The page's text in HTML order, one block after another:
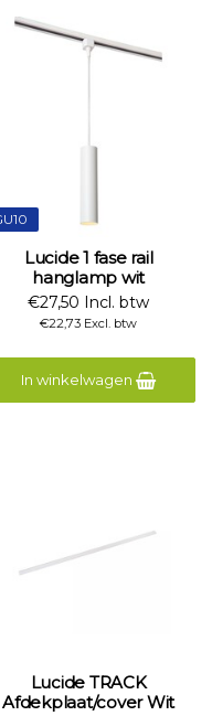
Lucide 1 fase rail
hanglamp wit
€27,50 Incl. btw
€22,73 Excl. btw
In winkelwagen
Lucide TRACK
Afdekplaat/cover Wit